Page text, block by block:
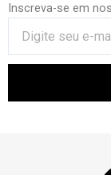
Inscreva-se em